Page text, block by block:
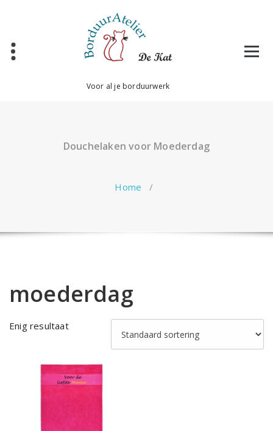
inhoud
Voor al je borduurwerk
Douchelaken voor Moederdag
Home /
moederdag
Enig resultaat